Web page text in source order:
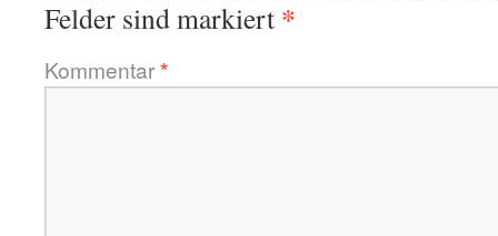
Felder sind markiert *
Kommentar*